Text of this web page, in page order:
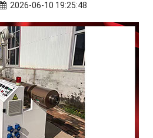
2026-06-10 19:25:48